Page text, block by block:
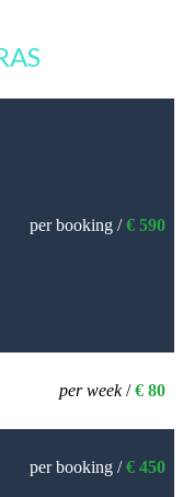
per booking /€ 590
per week/€ 80
per booking /€ 450